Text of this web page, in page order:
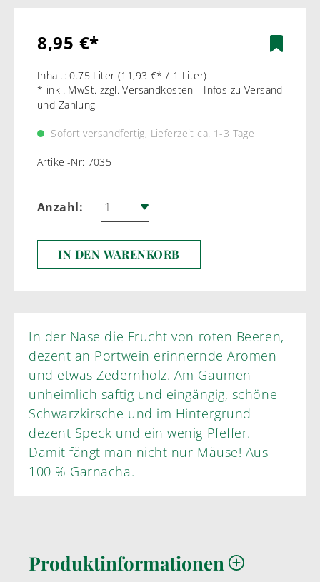
8,95 €*
Inhalt:0.75 Liter (11,93 €* / 1 Liter)
* inkl. MwSt. zzgl. Versandkosten - Infos zu Versand
und Zahlung
Sofort versandfertig, Lieferzeit ca. 1-3 Tage
Artikel-Nr: 7035
Anzahl:
IN DEN WARENKORB
In der Nase die Frucht von roten Beeren,
dezent an Portwein erinnernde Aromen
und etwas Zedernholz. Am Gaumen
unheimlich saftig und eingängig, schöne
Schwarzkirsche und im Hintergrund
dezent Speck und ein wenig Pfeffer.
Damit fängt man nicht nur Mäuse! Aus
100 % Garnacha.
Produktinformationen